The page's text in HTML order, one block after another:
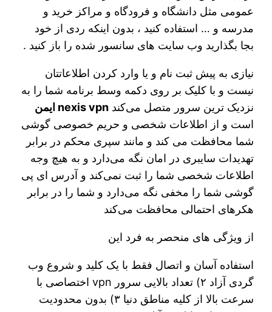
عمومی مثل دانشگاه و فرودگاه و مراکز خرید و
مدرسه و … استفاده کنید ، بدون اینکه ردی از خود
بجا بگذارید وب سایت های سانسور شده را باز کنید .
نیازی به پیش ثبت نام و یا وارد کردن اطلاعاتتان
نیست و با کلیک بر روی دکمه وسط برنامه شما را به
نزدیک ترین سرور متصل می‌کندnexis vpn ایمن
است و از اطلاعات شخصی و حریم خصوصی گوشی
شما محافظت می کند و مانند سپری محکم در برابر
تهدیدات سایبری در امان نگه می‌دارد و به هیچ وجه
اطلاعات شخصی شما را ثبت نمی‌کند و آدرس ای پی
گوشی شما را مخفی نگه می‌دارد و شما را در برابر
هکرهای احتمالی محافظت می‌کند
از ویژگی های منحصر به فرد این
استفاده آسان و اتصال فقط با یک کلید و شروع وب
گردی آزاد ۲) تعداد بالایی سرور vpn اختصاصی با
سرعت بالا از کلیه مناطق دنیا ۳) بدون محدودیت